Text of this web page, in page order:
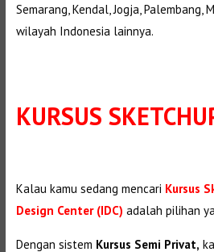
Semarang, Kendal, Jogja, Palembang,
wilayah Indonesia lainnya.
KURSUS
Kalau kamu sedang mencari Kursus
Design Center (IDC) adalah pilihan
Dengan sistem Kursus Semi Privat,